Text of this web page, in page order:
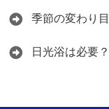
季節の変わり
日光浴は必要